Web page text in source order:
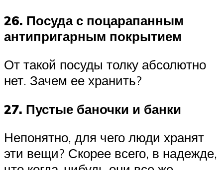
26. Посуда с поцарапанным
антипригарным покрытием
От такой посуды толку абсолютно
нет. Зачем ее хранить?
27. Пустые баночки и банки
Непонятно, для чего люди хранят
эти вещи? Скорее всего, в надежде,